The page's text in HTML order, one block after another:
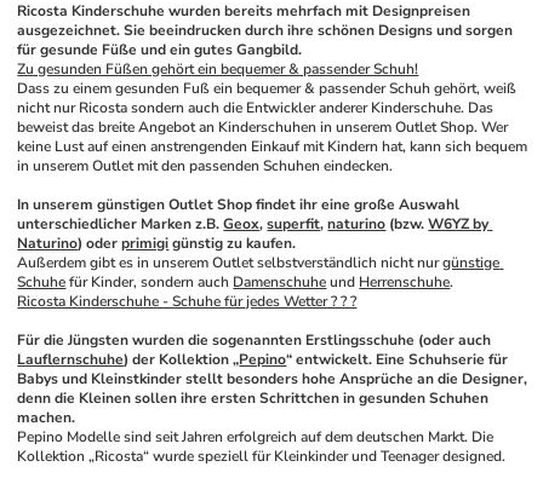
Ricosta Kinderschuhe wurden bereits mehrfach mit Designpreisen
ausgezeichnet. Sie beeindrucken durch ihre schönen Designs und sorgen
für gesunde Füße und ein gutes Gangbild.
Zu gesunden Füßen gehört ein bequemer & passender Schuh!
Dass zu einem gesunden Fuß ein bequemer & passender Schuh gehört, weiß
nicht nur Ricosta sondern auch die Entwickler anderer Kinderschuhe. Das
beweist das breite Angebot an Kinderschuhen in unserem Outlet Shop. Wer
keine Lust auf einen anstrengenden Einkauf mit Kindern hat, kann sich bequem
in unserem Outlet mit den passenden Schuhen eindecken.
In unserem günstigen Outlet Shop findet ihr eine große Auswahl
unterschiedlicher Marken z.B. Geox, superfit, naturino (bzw. W6YZ by
Naturino) oder primigi günstig zu kaufen.
Außerdem gibt es in unserem Outlet selbstverständlich nicht nur günstige
Schuhe für Kinder, sondern auch Damenschuhe und Herrenschuhe.
Ricosta Kinderschuhe - Schuhe für jedes Wetter ? ? ?
Lauflernschuhe) der Kollektion „Pepino“ entwickelt. Eine Schuhserie für
Babys und Kleinstkinder stellt besonders hohe Ansprüche an die Designer,
denn die Kleinen sollen ihre ersten Schrittchen in gesunden Schuhen
machen.
Pepino Modelle sind seit Jahren erfolgreich auf dem deutschen Markt. Die
Kollektion „Ricosta“ wurde speziell für Kleinkinder und Teenager designed.